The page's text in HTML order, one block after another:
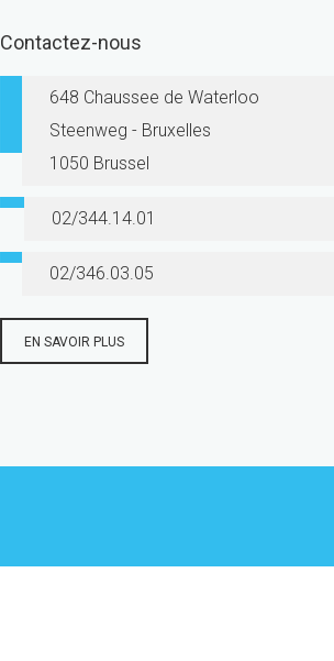
Contactez-nous
648 Chaussee de Waterloo
Steenweg - Bruxelles
1050 Brussel
02/344.14.01
02/346.03.05
EN SAVOIR PLUS